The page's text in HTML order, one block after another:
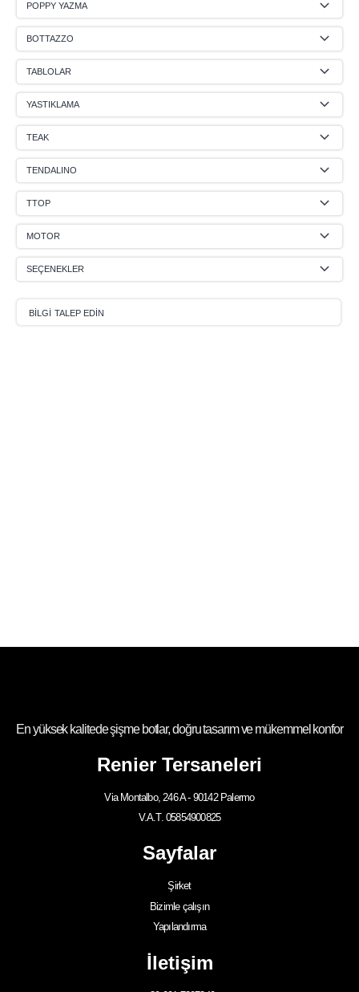
POPPY YAZMA
BOTTAZZO
TABLOLAR
YASTIKLAMA
TEAK
TENDALINO
TTOP
MOTOR
SEÇENEKLER
BILGI TALEP EDIN
En yüksek kalitede şişme botlar, doğru tasarım ve mükemmel konfor
Renier Tersaneleri
Via Montalbo, 246 A - 90142 Palermo
V.A.T. 05854900825
Sayfalar
Şirket
Bizimle çalışın
Yapılandırma
İletişim